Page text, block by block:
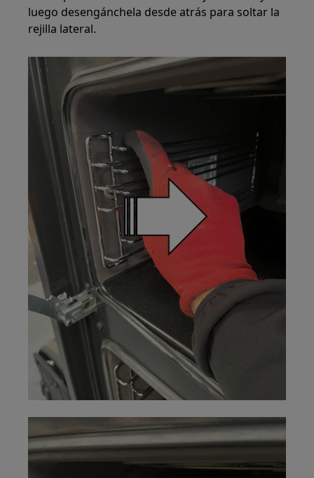
luego desengánchela desde atrás para soltar la
rejilla lateral.